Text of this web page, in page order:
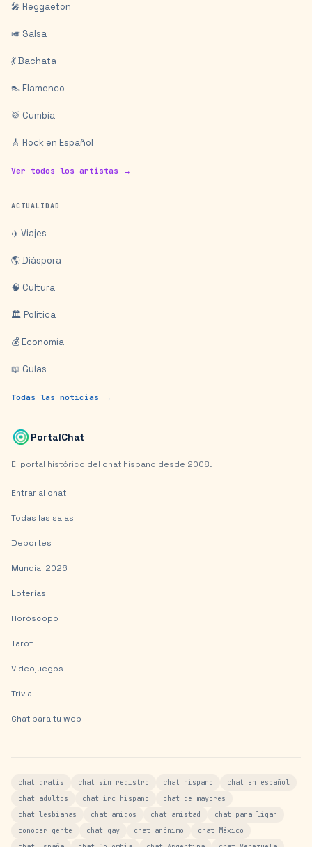
🎤 Reggaeton
🎺 Salsa
💃 Bachata
👠 Flamenco
🥁 Cumbia
🎸 Rock en Español
Ver todos los artistas →
ACTUALIDAD
✈️ Viajes
🌎 Diáspora
🧠 Cultura
🏛️ Política
💰 Economía
📖 Guías
Todas las noticias →
PortalChat
El portal histórico del chat hispano desde 2008.
Entrar al chat
Todas las salas
Deportes
Mundial 2026
Loterías
Horóscopo
Tarot
Videojuegos
Trivial
Chat para tu web
chat gratis chat sin registro chat hispano
chat en español
chat adultos
chat irc hispano
chat de mayores
chat lesbianas
chat amigos chat amistad
chat para ligar
conocer gente
chat gay chat anónimo
chat México